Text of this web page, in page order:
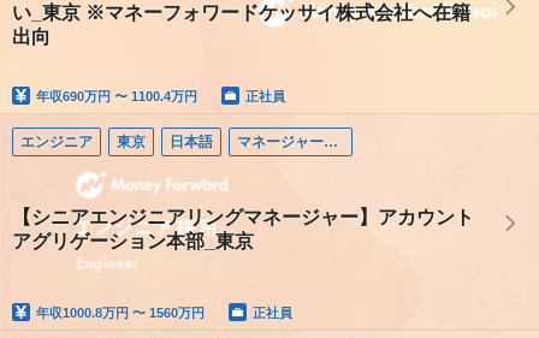
い_東京 ※マネーフォワードケッサイ株式会社へ在籍
出向
年収690万円 〜 1100.4万円 正社員
エンジニア 東京 日本語 マネージャー（エンジニア）
【シニアエンジニアリングマネージャー】アカウント
アグリゲーション本部_東京
年収1000.8万円 〜 1560万円 正社員